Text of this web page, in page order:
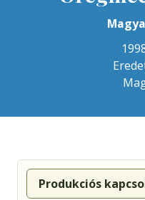
Produkciós